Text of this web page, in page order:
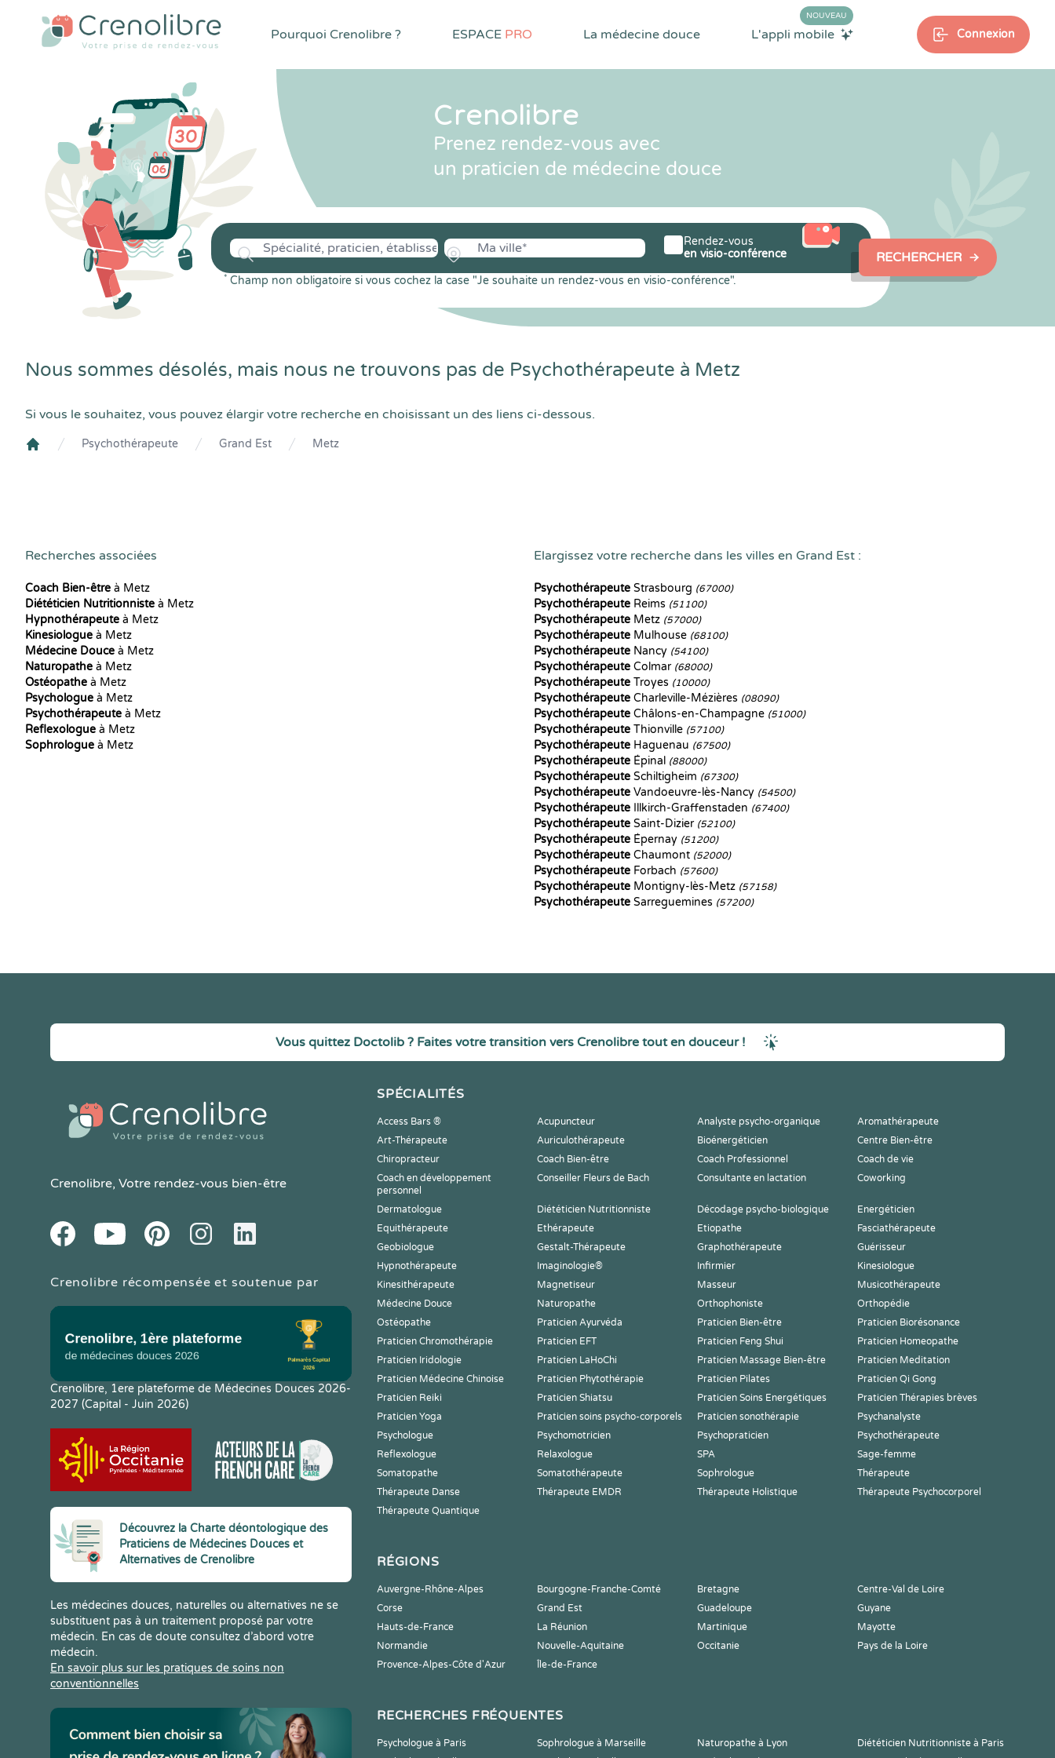
Pourquoi Crenolibre ? ESPACE PRO La médecine douce L'appli mobile
NOUVEAU
Connexion
Crenolibre
Prenez rendez-vous avec
un praticien de médecine douce
* Champ non obligatoire si vous cochez la case "Je souhaite un rendez-vous en visio-conférence".
Rendez-vous
en visio-conférence
RECHERCHER
Nous sommes désolés, mais nous ne trouvons pas de Psychothérapeute à Metz
Si vous le souhaitez, vous pouvez élargir votre recherche en choisissant un des liens ci-dessous.
Psychothérapeute Grand Est Metz
Recherches associées
Coach Bien-être à Metz
Diététicien Nutritionniste à Metz
Hypnothérapeute à Metz
Kinesiologue à Metz
Médecine Douce à Metz
Naturopathe à Metz
Ostéopathe à Metz
Psychologue à Metz
Psychothérapeute à Metz
Reflexologue à Metz
Sophrologue à Metz
Elargissez votre recherche dans les villes en Grand Est :
Psychothérapeute Strasbourg (67000)
Psychothérapeute Reims (51100)
Psychothérapeute Metz (57000)
Psychothérapeute Mulhouse (68100)
Psychothérapeute Nancy (54100)
Psychothérapeute Colmar (68000)
Psychothérapeute Troyes (10000)
Psychothérapeute Charleville-Mézières (08090)
Psychothérapeute Châlons-en-Champagne (51000)
Psychothérapeute Thionville (57100)
Psychothérapeute Haguenau (67500)
Psychothérapeute Épinal (88000)
Psychothérapeute Schiltigheim (67300)
Psychothérapeute Vandoeuvre-lès-Nancy (54500)
Psychothérapeute Illkirch-Graffenstaden (67400)
Psychothérapeute Saint-Dizier (52100)
Psychothérapeute Épernay (51200)
Psychothérapeute Chaumont (52000)
Psychothérapeute Forbach (57600)
Psychothérapeute Montigny-lès-Metz (57158)
Psychothérapeute Sarreguemines (57200)
Vous quittez Doctolib ? Faites votre transition vers Crenolibre tout en douceur !
Crenolibre, Votre rendez-vous bien-être
FacebookYoutube PinteresetInstagramLinkedIn
Crenolibre récompensée et soutenue par
Crenolibre, 1ere plateforme de Médecines Douces 2026-
2027 (Capital - Juin 2026)
Découvrez la Charte déontologique des
Praticiens de Médecines Douces et
Alternatives de Crenolibre
Les médecines douces, naturelles ou alternatives ne se
substituent pas à un traitement proposé par votre
médecin. En cas de doute consultez d’abord votre
médecin.
En savoir plus sur les pratiques de soins non
conventionnelles
SPÉCIALITÉS
Access Bars ® Acupuncteur Analyste psycho-organique
Aromathérapeute
Art-Thérapeute
Auriculothérapeute Bioénergéticien
Centre Bien-être
Chiropracteur
Coach Bien-être Coach Professionnel
Coach de vie
Coach en développement
personnel
Conseiller Fleurs de Bach Consultante en lactation Coworking
Dermatologue Diététicien Nutritionniste Décodage psycho-biologique
Energéticien
Equithérapeute
Ethérapeute Etiopathe
Fasciathérapeute
Geobiologue
Gestalt-Thérapeute Graphothérapeute
Guérisseur
Hypnothérapeute
Imaginologie® Infirmier
Kinesiologue
Kinesithérapeute
Magnetiseur Masseur
Musicothérapeute
Médecine Douce
Naturopathe Orthophoniste
Orthopédie
Ostéopathe
Praticien Ayurvéda Praticien Bien-être
Praticien Biorésonance
Praticien Chromothérapie
Praticien EFT Praticien Feng Shui
Praticien Homeopathe
Praticien Iridologie
Praticien LaHoChi Praticien Massage Bien-être
Praticien Meditation
Praticien Médecine Chinoise
Praticien Phytothérapie Praticien Pilates
Praticien Qi Gong
Praticien Reiki
Praticien Shiatsu Praticien Soins Energétiques
Praticien Thérapies brèves
Praticien Yoga
Praticien soins psycho-corporels Praticien sonothérapie
Psychanalyste
Psychologue
Psychomotricien Psychopraticien
Psychothérapeute
Reflexologue
Relaxologue SPA
Sage-femme
Somatopathe
Somatothérapeute Sophrologue
Thérapeute
Thérapeute Danse
Thérapeute EMDR Thérapeute Holistique
Thérapeute Psychocorporel
Thérapeute Quantique
RÉGIONS
Auvergne-Rhône-Alpes Bourgogne-Franche-Comté Bretagne
Centre-Val de Loire
Corse
Grand Est Guadeloupe
Guyane
Hauts-de-France
La Réunion Martinique
Mayotte
Normandie
Nouvelle-Aquitaine Occitanie
Pays de la Loire
Provence-Alpes-Côte d'Azur
Île-de-France
RECHERCHES FRÉQUENTES
Psychologue à Paris Sophrologue à Marseille Naturopathe à Lyon
Diététicien Nutritionniste à Paris